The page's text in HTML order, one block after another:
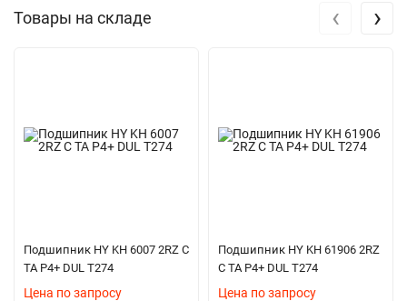
Товары на складе
Подшипник HY KH 6007 2RZ C
TA P4+ DUL T274
Цена по запросу
Подшипник HY KH 61906 2RZ
C TA P4+ DUL T274
Цена по запросу
‹ ›